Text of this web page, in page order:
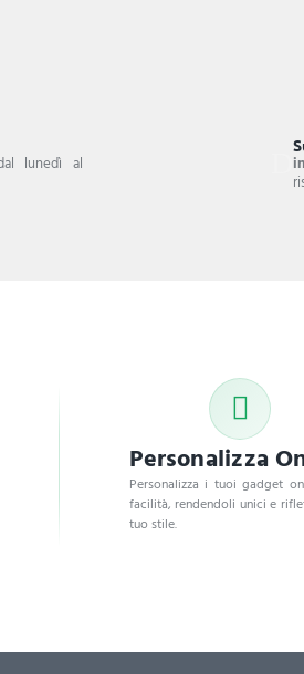
lunedì al
Personalizza
Personalizza i tuoi gadget
facilità, rendendoli unici e
tuo stile.